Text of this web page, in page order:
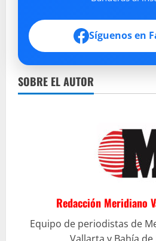
Síguenos en
SOBRE EL AUTOR
Redacción Meridiano
Equipo de periodistas de
Vallarta y Bahía de